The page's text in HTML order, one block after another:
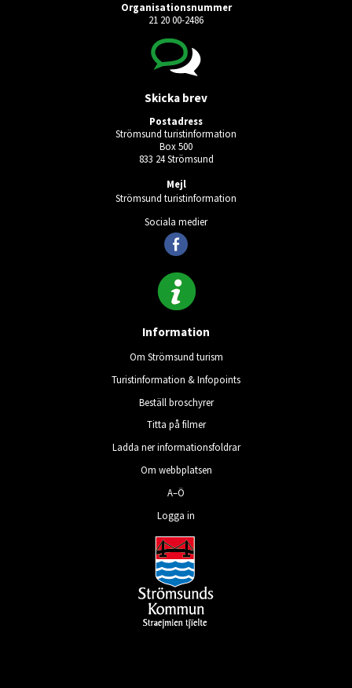
Organisationsnummer
21 20 00-2486
Skicka brev
Postadress
Strömsund turistinformation
Box 500
833 24 Strömsund
Mejl
Strömsund turistinformation
Sociala medier
Information
Om Strömsund turism
Turistinformation & Infopoints
Beställ broschyrer
Titta på filmer
Ladda ner informationsfoldrar
Om webbplatsen
A–Ö
Logga in